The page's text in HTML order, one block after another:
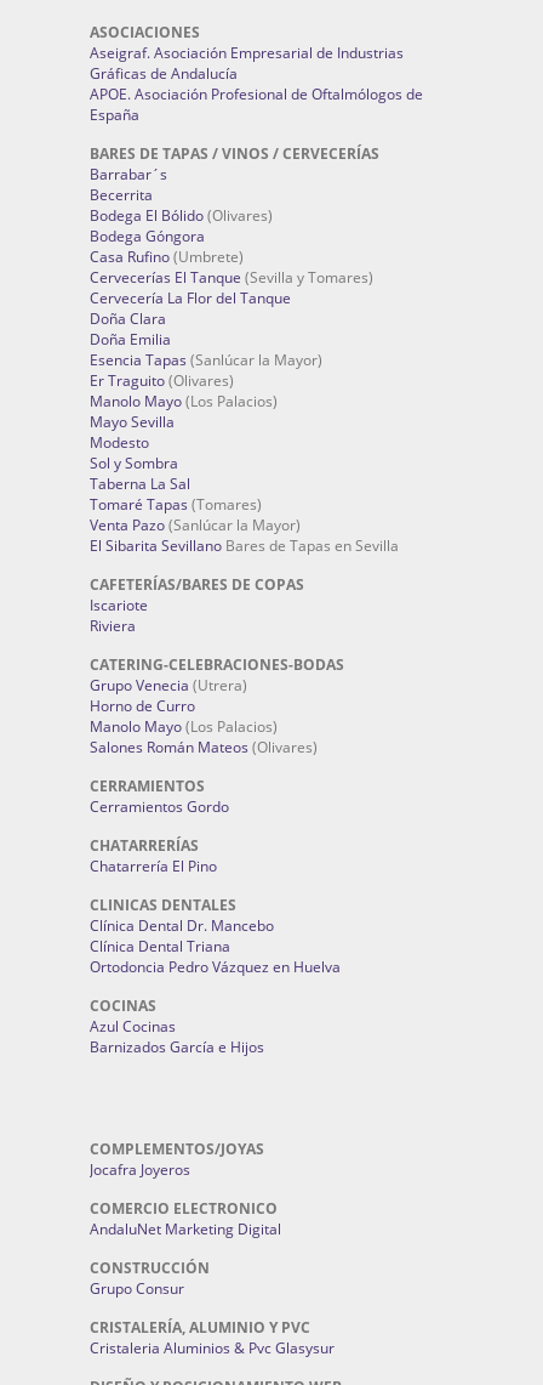
ASOCIACIONES
Aseigraf. Asociación Empresarial de Industrias
Gráficas de Andalucía
APOE. Asociación Profesional de Oftalmólogos de
España
BARES DE TAPAS / VINOS / CERVECERÍAS
Barrabar´s
Becerrita
Bodega El Bólido(Olivares)
Bodega Góngora
Casa Rufino(Umbrete)
Cervecerías El Tanque (Sevilla y Tomares)
Cervecería La Flor del Tanque
Doña Clara
Doña Emilia
Esencia Tapas (Sanlúcar la Mayor)
Er Traguito(Olivares)
Manolo Mayo(Los Palacios)
Mayo Sevilla
Modesto
Sol y Sombra
Taberna La Sal
Tomaré Tapas (Tomares)
Venta Pazo(Sanlúcar la Mayor)
El Sibarita Sevillano Bares de Tapas en Sevilla
CAFETERÍAS/BARES DE COPAS
Iscariote
Riviera
CATERING-CELEBRACIONES-BODAS
Grupo Venecia (Utrera)
Horno de Curro
Manolo Mayo(Los Palacios)
Salones Román Mateos (Olivares)
CERRAMIENTOS
Cerramientos Gordo
CHATARRERÍAS
Chatarrería El Pino
CLINICAS DENTALES
Clínica Dental Dr. Mancebo
Clínica Dental Triana
Ortodoncia Pedro Vázquez en Huelva
COCINAS
Azul Cocinas
Barnizados García e Hijos
COMPLEMENTOS/JOYAS
Jocafra Joyeros
COMERCIO ELECTRONICO
AndaluNet Marketing Digital
CONSTRUCCIÓN
Grupo Consur
CRISTALERÍA, ALUMINIO Y PVC
Cristaleria Aluminios & Pvc Glasysur